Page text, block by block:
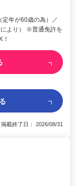
年が60歳の為）／
より） ※普通免許を
載終了日： 2026/08/31